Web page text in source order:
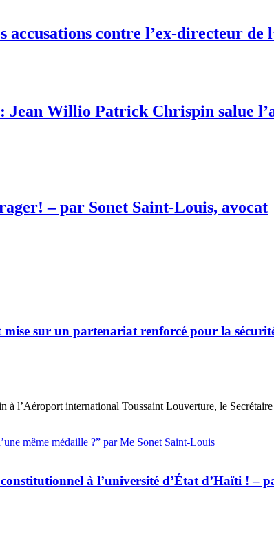
contre l’ex-directeur de
Willio Patrick Chrispin salue
– par Sonet Saint-Louis, avocat
sur un partenariat renforcé pour la
l’Aéroport international Toussaint Louverture, le Secrétaire
à l’université d’État d’Haïti ! –